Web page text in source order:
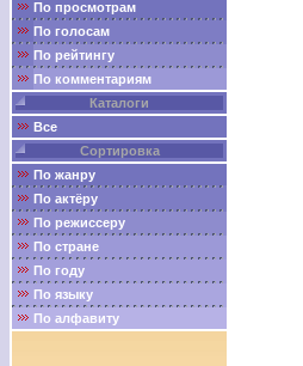
По просмотрам
По голосам
По рейтингу
По комментариям
Каталоги
Все
Сортировка
По жанру
По актёру
По режиссеру
По стране
По году
По языку
По алфавиту